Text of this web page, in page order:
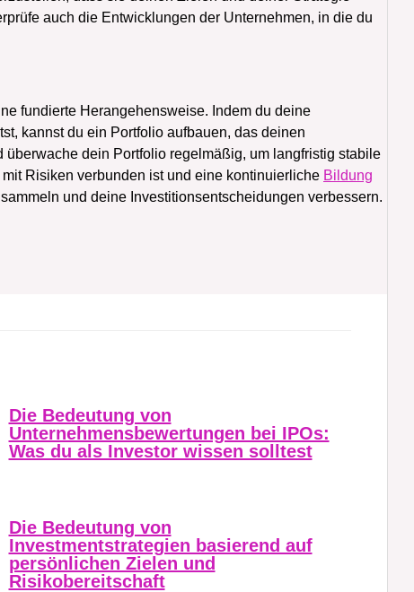
auch die Entwicklungen der Unternehmen, in die du
fundierte Herangehensweise. Indem du deine
kannst du ein Portfolio aufbauen, das deinen
dein Portfolio regelmäßig, um langfristig stabile
mit Risiken verbunden ist und eine kontinuierliche Bildung
und deine Investitionsentscheidungen verbessern.
Die Bedeutung von
Unternehmensbewertungen bei IPOs:
Was du als Investor wissen solltest
Die Bedeutung von
Investmentstrategien basierend auf
persönlichen Zielen und
Risikobereitschaft